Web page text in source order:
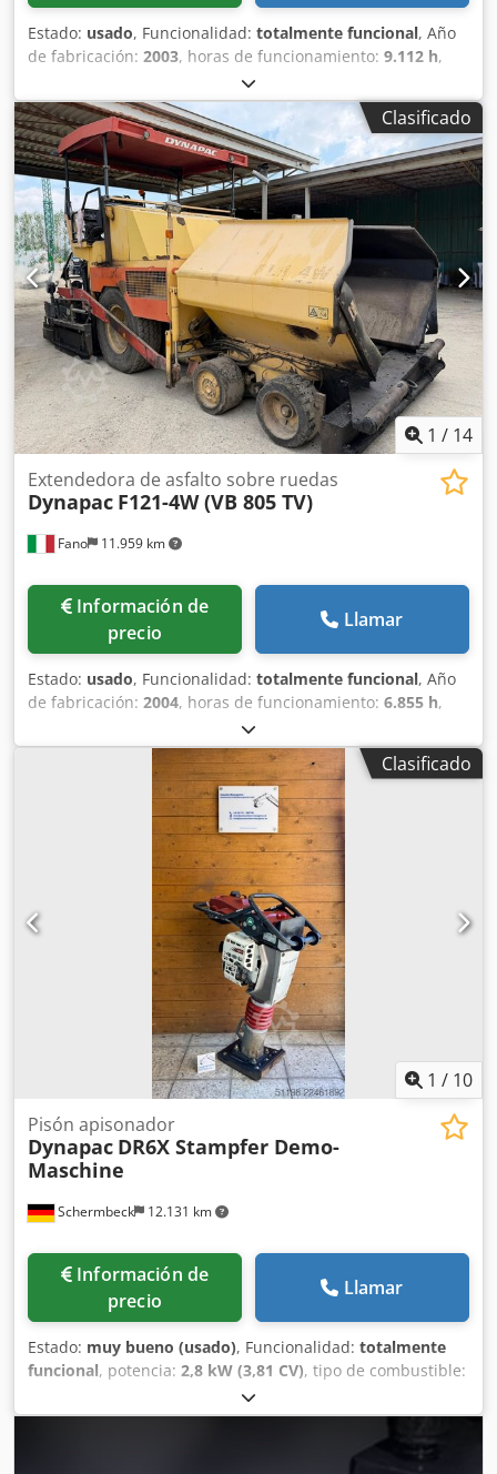
Estado: usado, Funcionalidad: totalmente funcional, Año
de fabricación: 2003, horas de funcionamiento: 9.112 h,
Extendedora de asfalto vibratoria Dynapac F121-6W Año:
2003 Peso operativo máximo: 16.000 kg Tipo de motor:
Cummins QSB 5. Dkodpszr Ezbofx Adgjr 6x6 Horas de
trabajo: 9112 En buenas condiciones generales
ACEPTAMOS VEHÍCULOS EN PARTE DE PAGO DE TODAS LAS
MARCAS, MAN, MERCEDES, DAF, RENAULT, VOLVO, SCANIA,
CON EQUIPOS CIFA, SERMAC, PUTZMEISTER; O
MAQUINARIA DE MOVIMIENTO DE TIERRAS CATERPILLAR,
FIAT HITACHI, KOMATSU
Clasificado
1 / 14
Fano 11.959 km
Extendedora de asfalto sobre ruedas
Dynapac F121-4W (VB 805 TV)
Información de
precio
Llamar
Estado: usado, Funcionalidad: totalmente funcional, Año
de fabricación: 2004, horas de funcionamiento: 6.855 h,
Extendedora de asfalto sobre ruedas Dynapac F121-4W (VB
805 TV) Dksdpfx Aszr Ex Hedgor Año 2004 Horas de trabajo:
6.855 Ancho de trabajo regulable de 2,55 a 5 metros Peso
operativo: 17.000 kg Motor Cummins 6B5.9-150, 112 kW
Buenas condiciones generales EVALUAMOS PERMUTAS DE
VEHÍCULOS DE TODAS LAS MARCAS, MAN, MERCEDES, DAF,
RENAULT, VOLVO, SCANIA, CON EQUIPOS CIFA, SERMAC,
PUTZMEISTER; O MAQUINARIA DE MOVIMIENTO DE
TIERRAS CATERPILLAR, FIAT HITACHI, KOMATSU
Clasificado
1 / 10
Schermbeck 12.131 km
Pisón apisonador
Dynapac DR6X Stampfer Demo-
Maschine
Información de
precio
Llamar
Estado: muy bueno (usado), Funcionalidad: totalmente
funcional, potencia: 2,8 kW (3,81 CV), tipo de combustible:
, peso operativo:
fabricación:2024, horas de funcionamiento:13 h, Dynapac
DR6X: Máquina de demostración para compactación
Dynapac DR6X: Máquina de demostración para